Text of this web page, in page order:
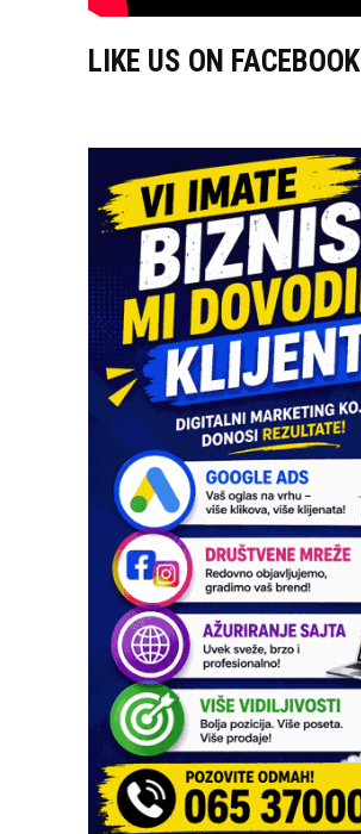
LIKE US ON FACEBOOK